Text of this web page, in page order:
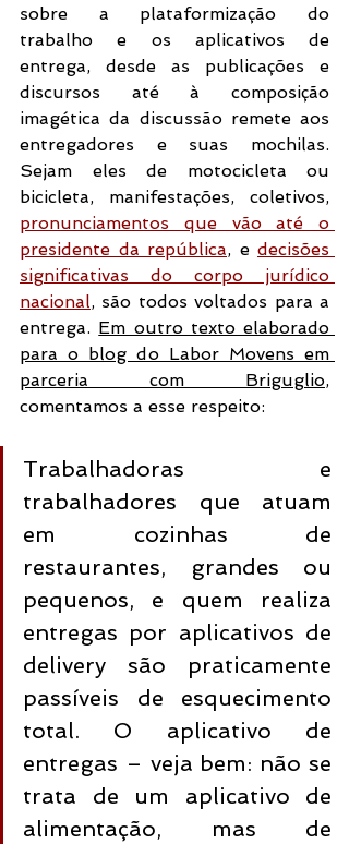
sobre a plataformização do
trabalho e os aplicativos de
entrega, desde as publicações e
discursos até à composição
imagética da discussão remete aos
entregadores e suas mochilas.
Sejam eles de motocicleta ou
pronunciamentos que vão até o
presidente da república, e decisões
significativas do corpo jurídico
nacional, são todos voltados para a
entrega. Em outro texto elaborado
para o blog do Labor Movens em
parceria com Briguglio,
comentamos a esse respeito:
Trabalhadoras e
trabalhadores que atuam
em cozinhas de
restaurantes, grandes ou
pequenos, e quem realiza
entregas por aplicativos de
delivery são praticamente
passíveis de esquecimento
total. O aplicativo de
entregas – veja bem: não se
trata de um aplicativo de
alimentação, mas de